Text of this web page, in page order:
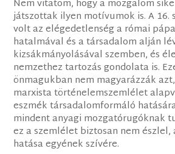
Nem vitatom, hogy a mozgalom
játszottak ilyen motívumok is. A 16.
volt az elégedetlenség a római
hatalmával és a társadalom alján
kizsákmányolásával szemben, és
nemzethez tartozás gondolata is.
önmagukban nem magyarázzák
marxista történelemszemlélet
eszmék társadalomformáló
mindent anyagi mozgatórugóknak
ez a szemlélet biztosan nem észlel,
hatása egyének szívére.